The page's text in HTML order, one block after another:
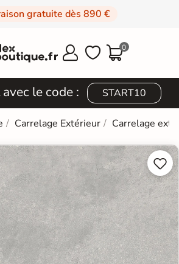
gratuite dès 890 €
  0
le code : START10
Carrelage Extérieur Carrelage

